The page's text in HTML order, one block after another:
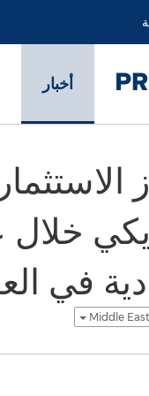
أخبار
في
Middle